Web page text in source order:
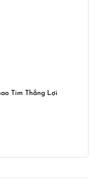
Tim Thắng Lợi